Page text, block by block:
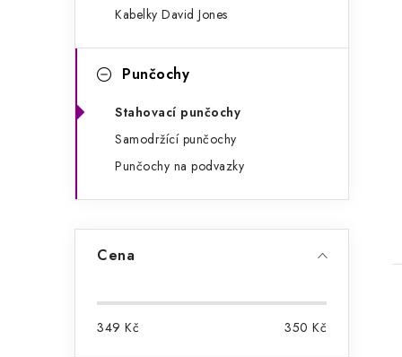
Kabelky David Jones
Punčochy
Stahovací punčochy
Samodržící punčochy
Punčochy na podvazky
Cena
349 Kč 350 Kč